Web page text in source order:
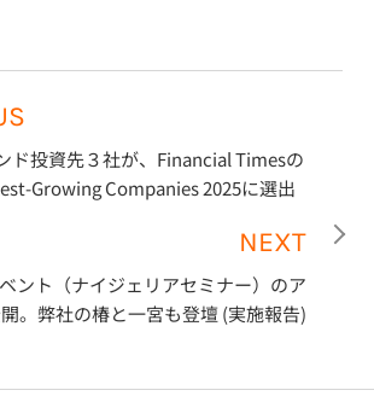
ド投資先３社が、Financial Timesの
Growing Companies 2025に選出
NEXT
ント（ナイジェリアセミナー）のア
。弊社の椿と一宮も登壇 (実施報告)